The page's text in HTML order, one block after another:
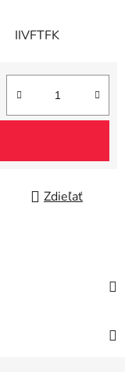
IIVFTFK
Zdieľať